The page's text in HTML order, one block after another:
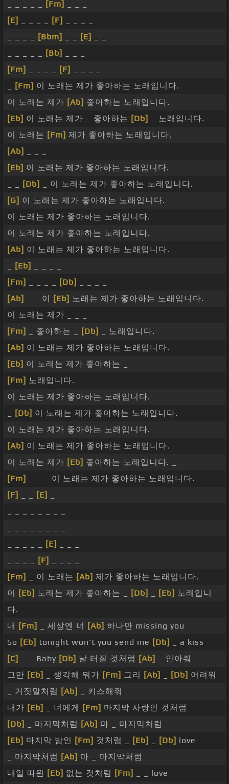
[Fm]
[E]
[F]
[Bbm] [E]
[Bb]
[Fm]
[F]
[Fm] 이 노래는 제가 좋아하는 노래입니다.
이 노래는 제가 [Ab] 좋아하는 노래입니다.
[Eb] 이 노래는 제가 _ 좋아하는 [Db]
_ 노래입니다.
이 노래는 [Fm] 제가 좋아하는 노래입니다.
[Ab]
[Eb] 이 노래는 제가 좋아하는 노래입니다.
[Db]
_ 이 노래는 제가 좋아하는 노래입니다.
[G] 이 노래는 제가 좋아하는 노래입니다.
이 노래는 제가 좋아하는 노래입니다.
이 노래는 제가 좋아하는 노래입니다.
[Ab] 이 노래는 제가 좋아하는 노래입니다.
[Eb]
[Fm]
[Db]
[Ab]
_ _ 이 [Eb] 노래는 제가 좋아하는 노래입니다.
이 노래는 제가 _ _ _
[Fm]
_ 좋아하는 _ [Db]
_ 노래입니다.
[Ab] 이 노래는 제가 좋아하는 노래입니다.
[Eb] 이 노래는 제가 좋아하는 _
[Fm] 노래입니다.
이 노래는 제가 좋아하는 노래입니다.
[Db] 이 노래는 제가 좋아하는 노래입니다.
이 노래는 제가 좋아하는 노래입니다.
[Ab] 이 노래는 제가 좋아하는 노래입니다.
이 노래는 제가 [Eb] 좋아하는 노래입니다. _
[Fm]
_ _ _ 이 노래는 제가 좋아하는 노래입니다.
[F]
[E]
[E]
[F]
[Fm]
_ 이 노래는 [Ab] 제가 좋아하는 노래입니다.
이
[Eb] 노래는 제가 좋아하는 _ [Db] [Eb] 노래입니
다.
내
[Fm] _ 세상엔 너 [Ab] 하나만 missing you
So [Eb] tonight won't you send me [Db]
_ a kiss
[C]
_ _ Baby [Db] 날 터질 것처럼 [Ab]
_ 안아줘
그만 [Eb] _ 생각해 뭐가 [Fm] 그리 [Ab] [Db] 어려워
_ 거짓말처럼 [Ab]
_ 키스해줘
내가 [Eb] _ 너에게 [Fm] 마지막 사랑인 것처럼
[Db]
_ 마지막처럼 [Ab] 마 _ 마지막처럼
[Eb] 마지막 밤인 [Fm] 것처럼 _ [Eb] [Db] love
_ 마지막처럼 [Ab] 마 _ 마지막처럼
내일 따윈 [Eb] 없는 것처럼 [Fm]
_ _ love